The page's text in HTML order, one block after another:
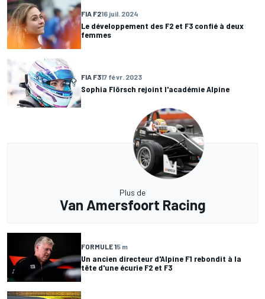
FIA F216 juil. 2024
Le développement des F2 et F3 confié à deux
femmes
FIA F317 févr. 2023
Sophia Flörsch rejoint l'académie Alpine
Plus de
Van Amersfoort Racing
FORMULE 15 m
Un ancien directeur d'Alpine F1 rebondit à la
tête d'une écurie F2 et F3